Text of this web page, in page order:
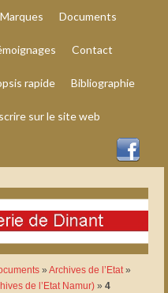
Marques Documents
Contact
rapide Bibliographie
sur le site web
» Archives de l’Etat»
de l’Etat Namur) » 4